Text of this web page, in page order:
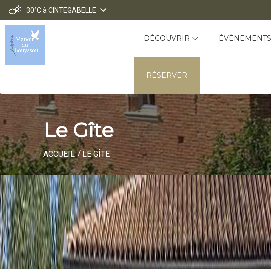
30°Cà CINTEGABELLE
DÉCOUVRIR ÉVÈNEMENTS
RÉSERVER
Le Gîte
ACCUEIL LE GÎTE